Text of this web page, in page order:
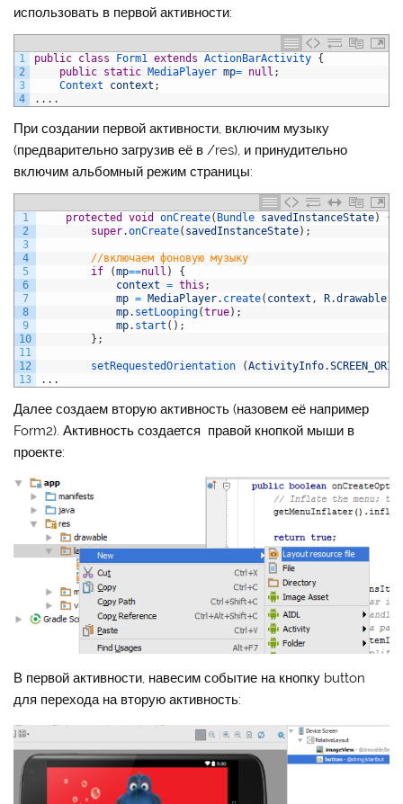
использовать в первой активности:
1
2
3
4
public class Form1 extends ActionBarActivity {
public static MediaPlayer mp= null ;
Context context ;
. . . .
При создании первой активности, включим музыку
(предварительно загрузив её в /res), и принудительно
включим альбомный режим страницы:
1
2
3
4
5
6
7
8
9
10
11
12
13
protected void onCreate( Bundle savedInstanceState)
{
super.onCreate( savedInstanceState) ;
//включаем фоновую музыку
if
(mp==null )
{
context = this ;
mp = MediaPlayer. create( context , R.drawable
mp. setLooping(true) ;
mp. start ( ) ;
} ;
setRequestedOrientation (ActivityInfo.
. . .
Далее создаем вторую активность (назовем её например
Form2). Активность создается правой кнопкой мыши в
проекте:
В первой активности, навесим событие на кнопку button
для перехода на вторую активность: